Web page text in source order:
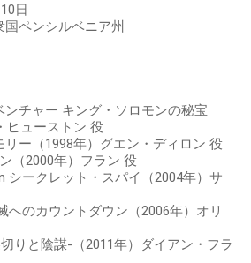
日
ペンシルベニア州
ンチャー キング・ソロモンの秘宝
ヒューストン 役
ー（1998年）グエン・ディロン 役
（2000年）フラン 役
シークレット・スパイ（2004年）サ
へのカウントダウン（2006年）オリ
りと陰謀-（2011年）ダイアン・フラ